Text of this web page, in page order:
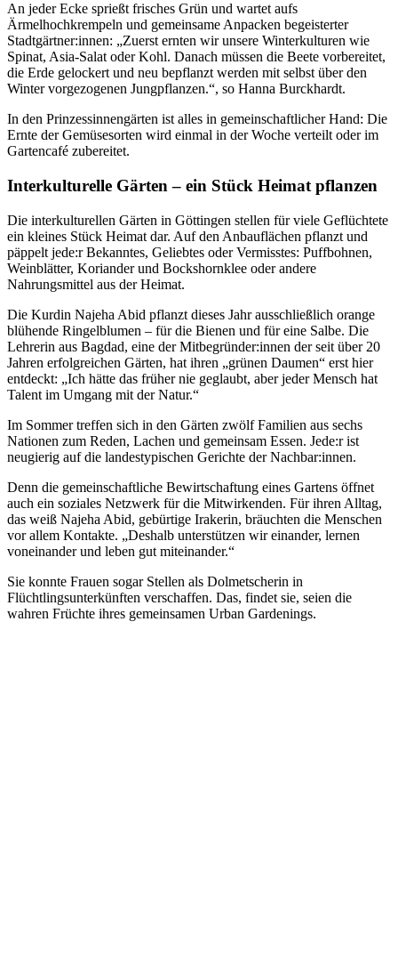
An jeder Ecke sprießt frisches Grün und wartet aufs
Ärmelhochkrempeln und gemeinsame Anpacken begeisterter
Stadtgärtner:innen: „Zuerst ernten wir unsere Winterkulturen wie
Spinat, Asia-Salat oder Kohl. Danach müssen die Beete vorbereitet,
die Erde gelockert und neu bepflanzt werden mit selbst über den
Winter vorgezogenen Jungpflanzen.“, so Hanna Burckhardt.
In den Prinzessinnengärten ist alles in gemeinschaftlicher Hand: Die
Ernte der Gemüsesorten wird einmal in der Woche verteilt oder im
Gartencafé zubereitet.
Interkulturelle Gärten – ein Stück Heimat pflanzen
Die interkulturellen Gärten in Göttingen stellen für viele Geflüchtete
ein kleines Stück Heimat dar. Auf den Anbauflächen pflanzt und
päppelt jede:r Bekanntes, Geliebtes oder Vermisstes: Puffbohnen,
Weinblätter, Koriander und Bockshornklee oder andere
Nahrungsmittel aus der Heimat.
Die Kurdin Najeha Abid pflanzt dieses Jahr ausschließlich orange
blühende Ringelblumen – für die Bienen und für eine Salbe. Die
Lehrerin aus Bagdad, eine der Mitbegründer:innen der seit über 20
Jahren erfolgreichen Gärten, hat ihren „grünen Daumen“ erst hier
entdeckt: „Ich hätte das früher nie geglaubt, aber jeder Mensch hat
Talent im Umgang mit der Natur.“
Im Sommer treffen sich in den Gärten zwölf Familien aus sechs
Nationen zum Reden, Lachen und gemeinsam Essen. Jede:r ist
neugierig auf die landestypischen Gerichte der Nachbar:innen.
Denn die gemeinschaftliche Bewirtschaftung eines Gartens öffnet
auch ein soziales Netzwerk für die Mitwirkenden. Für ihren Alltag,
das weiß Najeha Abid, gebürtige Irakerin, bräuchten die Menschen
vor allem Kontakte. „Deshalb unterstützen wir einander, lernen
voneinander und leben gut miteinander.“
Sie konnte Frauen sogar Stellen als Dolmetscherin in
Flüchtlingsunterkünften verschaffen. Das, findet sie, seien die
wahren Früchte ihres gemeinsamen Urban Gardenings.